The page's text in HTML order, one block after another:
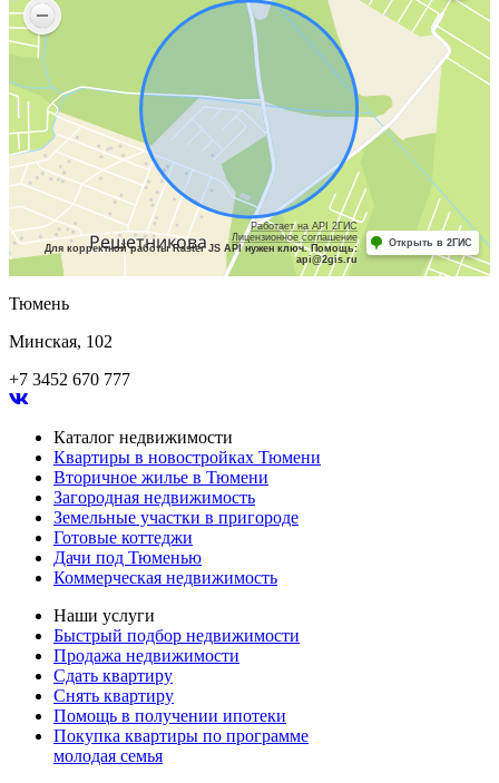
Работает на API 2ГИС
Лицензионное соглашение
Для корректной работы Raster JS API нужен ключ. Помощь:
api@2gis.ru
Открыть в 2ГИС
Тюмень
Минская, 102
+7 3452 670 777
Каталог недвижимости
Квартиры в новостройках Тюмени
Вторичное жилье в Тюмени
Загородная недвижимость
Земельные участки в пригороде
Готовые коттеджи
Дачи под Тюменью
Коммерческая недвижимость
Наши услуги
Быстрый подбор недвижимости
Продажа недвижимости
Сдать квартиру
Снять квартиру
Помощь в получении ипотеки
Покупка квартиры по программе
молодая семья